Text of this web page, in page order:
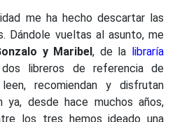
me ha hecho descartar las
Dándole vueltas al asunto, me
y Maribel, de la
libraría
libreros de referencia de
recomiendan y disfrutan
ya, desde hace muchos años,
los tres hemos ideado una